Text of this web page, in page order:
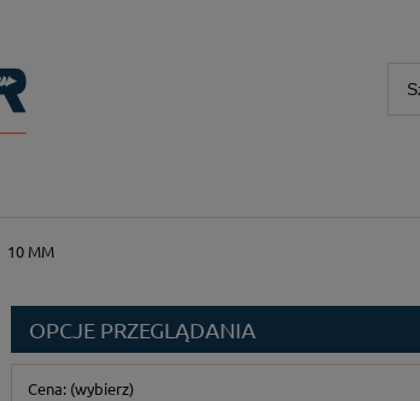
10 MM
OPCJE PRZEGLĄDANIA
Cena: (wybierz)